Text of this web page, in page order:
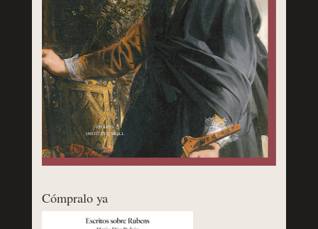
Cómpralo ya